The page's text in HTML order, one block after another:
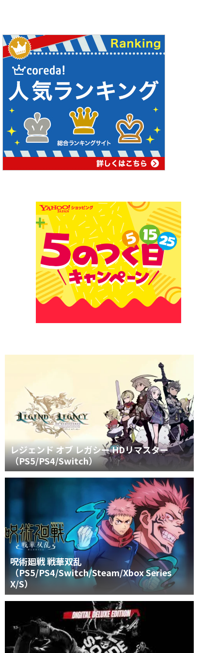
レジェンド オブ レガシー HDリマスター
（PS5/PS4/Switch）
呪術廻戦 戦華双乱
（PS5/PS4/Switch/Steam/Xbox Series
X/S）